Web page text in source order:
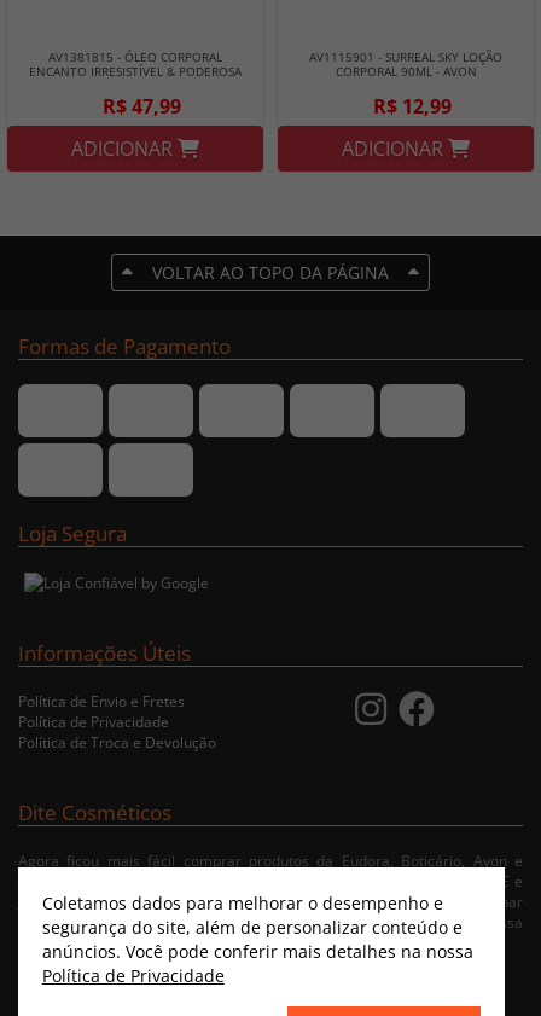
AV1381815 - ÓLEO CORPORAL
ENCANTO IRRESISTÍVEL & PODEROSA
R$ 47,99
ADICIONAR
AV1115901 - SURREAL SKY LOÇÃO
CORPORAL 90ML - AVON
R$ 12,99
ADICIONAR
VOLTAR AO TOPO DA PÁGINA
Formas de Pagamento
Loja Segura
Informações Úteis
Política de Envio e Fretes
Política de Privacidade
Política de Troca e Devolução
Dite Cosméticos
Agora ficou mais fácil comprar produtos da Eudora, Boticário, Avon e
Jequiti nas cidades de Recife/PE, Olinda/PE, Paulista/PE, Abreu e Lima/PE e
Jaboatão/PE. A nossa loja virtual possibilita ao usuário navegar, selecionar
e fazer pedido de Delivery no conforto da sua residência. Consulte nossa
condições de entrega.
Coletamos dados para melhorar o desempenho e
segurança do site, além de personalizar conteúdo e
anúncios. Você pode conferir mais detalhes na nossa
Política de Privacidade